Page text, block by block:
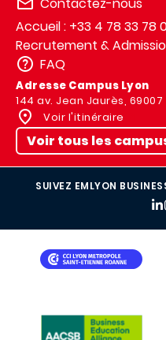
Accueil : +33 4 78 33 78
Recrutement &
FAQ
Adresse Campus Lyon
144 av. Jean Jaurès, 69007
Voir l'itinéraire
Voir tous les
SUIVEZ EMLYON
IMAGE